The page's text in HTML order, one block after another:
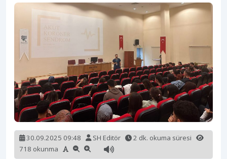
30.09.2025 09:48 SH Editör
2 dk. okuma süresi
718 okunma